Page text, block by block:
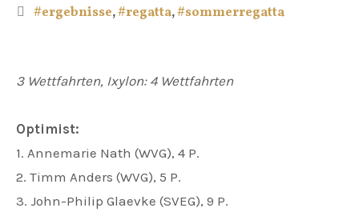
#ergebnisse,#regatta,#sommerregatta
3 Wettfahrten, Ixylon: 4 Wettfahrten
Optimist:
1. Annemarie Nath (WVG), 4 P.
2. Timm Anders (WVG), 5 P.
3. John-Philip Glaevke (SVEG), 9 P.